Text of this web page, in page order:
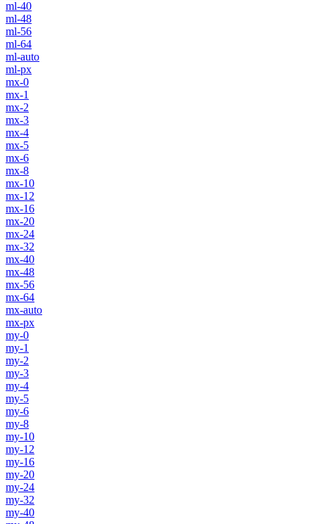
ml-40
ml-48
ml-56
ml-64
ml-auto
ml-px
mx-0
mx-1
mx-2
mx-3
mx-4
mx-5
mx-6
mx-8
mx-10
mx-12
mx-16
mx-20
mx-24
mx-32
mx-40
mx-48
mx-56
mx-64
mx-auto
mx-px
my-0
my-1
my-2
my-3
my-4
my-5
my-6
my-8
my-10
my-12
my-16
my-20
my-24
my-32
my-40